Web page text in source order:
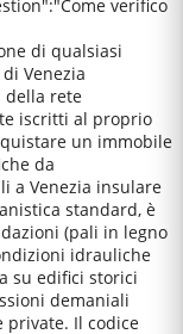
verifico
di qualsiasi
Venezia
della rete
iscritti al proprio
un immobile
da
a Venezia insulare
standard, è
(pali in legno
idrauliche
su edifici storici
demaniali
private. Il codice